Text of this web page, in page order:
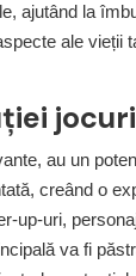
ajutând la
ale vieții
au un
creând o
up-uri,
va fi